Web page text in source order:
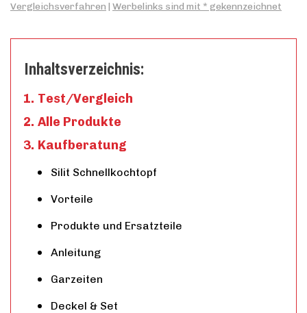
Vergleichsverfahren | Werbelinks sind mit * gekennzeichnet
Inhaltsverzeichnis:
Test/Vergleich
Alle Produkte
Kaufberatung
Silit Schnellkochtopf
Vorteile
Produkte und Ersatzteile
Anleitung
Garzeiten
Deckel & Set